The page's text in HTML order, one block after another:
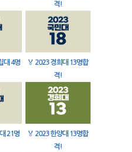
격!
대 4명
🏅 2023 경희대 13명합
격!
21명
🏅 2023 한양대 13명합
격!